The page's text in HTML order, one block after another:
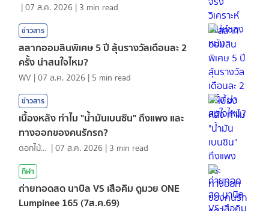
|07 ส.ค. 2026 | 3 min read
ข่าวสาร
สลากออมสินพิเศษ 5 ปี ลุ้นรางวัลเดือนละ 2
ครั้ง น่าสนใจไหม?
WV |07 ส.ค. 2026 | 5 min read
ข่าวสาร
เบื้องหลัง ทำไม "น้ำมันเบนซิน" ถึงแพง และ
ทางออกของคนรักรถ?
ดอกไม้กับสายน้ำ |07 ส.ค. 2026 | 3 min read
กีฬา
ถ่ายทอดสด นาบิล VS เสือคิม ดูมวย ONE
Lumpinee 165 (7ส.ค.69)